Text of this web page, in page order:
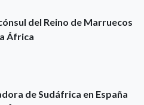
del Reino de Marruecos
África
de Sudáfrica en España